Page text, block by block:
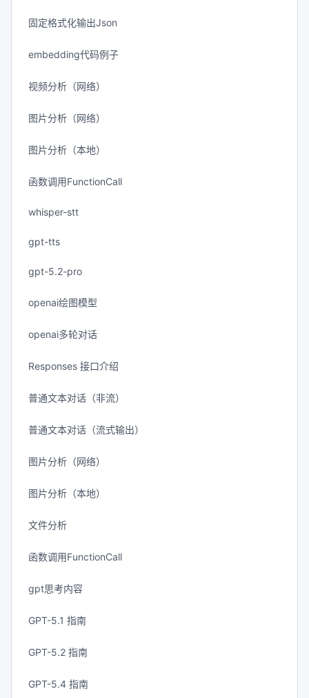
固定格式化输出Json
embedding代码例子
视频分析（网络）
图片分析（网络）
图片分析（本地）
函数调用FunctionCall
whisper-stt
gpt-tts
gpt-5.2-pro
openai绘图模型
openai多轮对话
Responses 接口介绍
普通文本对话（非流）
普通文本对话（流式输出）
图片分析（网络）
图片分析（本地）
文件分析
函数调用FunctionCall
gpt思考内容
GPT-5.1 指南
GPT-5.2 指南
GPT-5.4 指南